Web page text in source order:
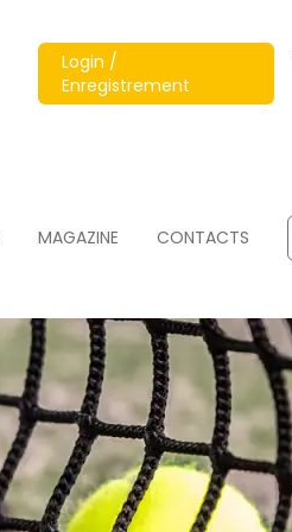
Login /
Enregistrement
MAGAZINE CONTACTS